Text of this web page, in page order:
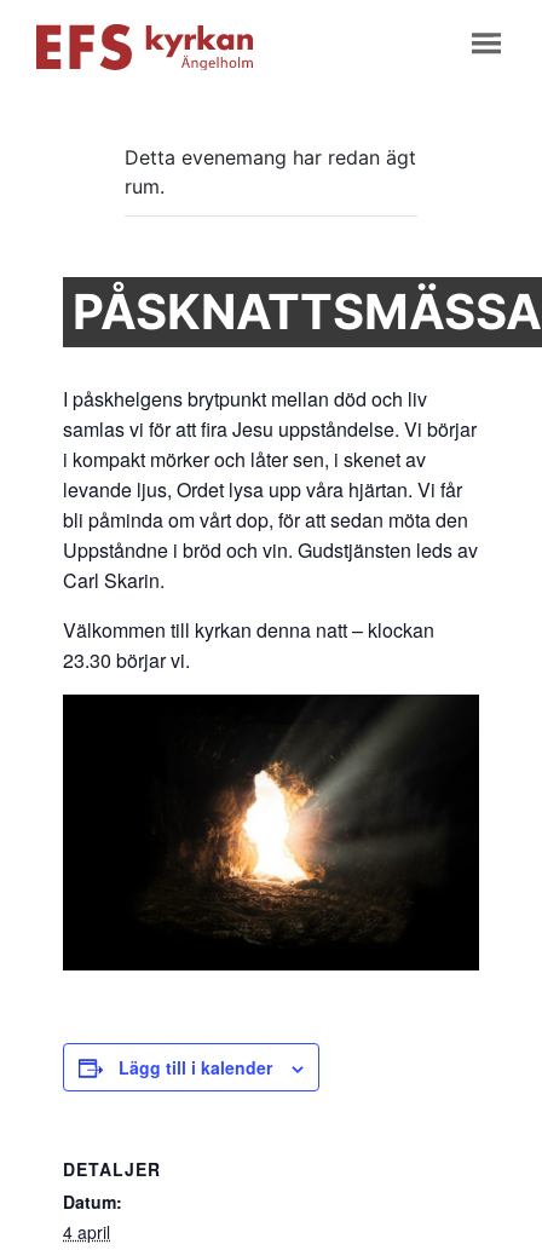
Detta evenemang har redan ägt
rum.
PÅSKNATTSMÄSSA
I påskhelgens brytpunkt mellan död och liv
samlas vi för att fira Jesu uppståndelse. Vi börjar
i kompakt mörker och låter sen, i skenet av
levande ljus, Ordet lysa upp våra hjärtan. Vi får
bli påminda om vårt dop, för att sedan möta den
Uppståndne i bröd och vin. Gudstjänsten leds av
Carl Skarin.
Välkommen till kyrkan denna natt – klockan
23.30 börjar vi.
Lägg till i kalender
DETALJER
Datum:
4 april